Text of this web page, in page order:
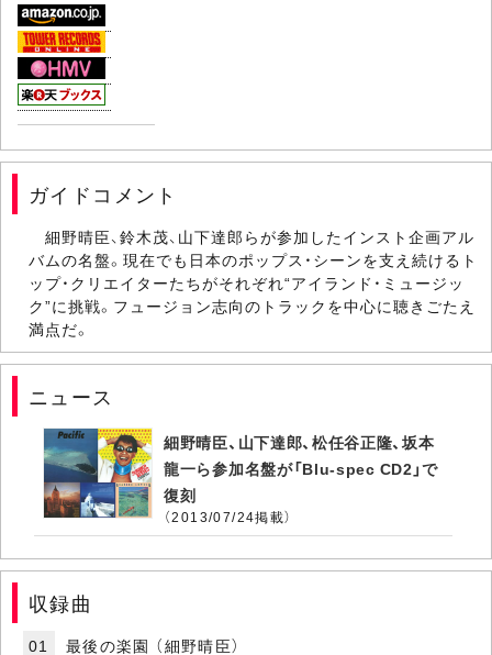
ガイドコメント
細野晴臣、鈴木茂、山下達郎らが参加したインスト企画アル
バムの名盤。現在でも日本のポップス・シーンを支え続けるト
ップ・クリエイターたちがそれぞれ“アイランド・ミュージッ
ク”に挑戦。フュージョン志向のトラックを中心に聴きごたえ
満点だ。
ニュース
細野晴臣、山下達郎、松任谷正隆、坂本
龍一ら参加名盤が「Blu-spec CD2」で
復刻
（2013/07/24掲載）
収録曲
01 最後の楽園 （細野晴臣）